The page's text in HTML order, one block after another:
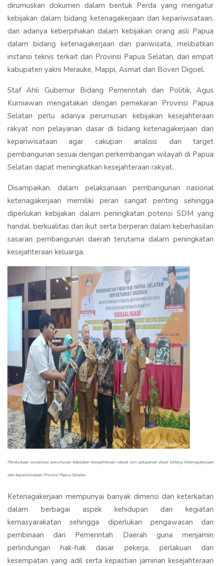
dirumuskan dokumen dalam bentuk Perda yang mengatur
kebijakan dalam bidang ketenagakerjaan dan kepariwisataan,
dan adanya keberpihakan dalam kebijakan orang asli Papua
dalam bidang ketenagakerjaan dan pariwisata, melibatkan
instansi teknis terkait dari Provinsi Papua Selatan, dari empat
kabupaten yakni Merauke, Mappi, Asmat dan Boven Digoel.
Staf Ahli Gubernur Bidang Pemerintah dan Politik, Agus
Kurniawan mengatakan dengan pemekaran Provinsi Papua
Selatan perlu adanya perumusan kebijakan kesejahteraan
rakyat non pelayanan dasar di bidang ketenagakerjaan dan
kepariwisataan agar cakupan analisis dan target
pembangunan sesuai dengan perkembangan wilayah di Papua
Selatan dapat meningkatkan kesejahteraan rakyat.
Disampaikan, dalam pelaksanaan pembangunan nasional
ketenagakerjaan memiliki peran sangat penting sehingga
diperlukan kebijakan dalam peningkatan potensi SDM yang
handal, berkualitas dan ikut serta berperan dalam keberhasilan
sasaran pembangunan daerah terutama dalam peningkatan
kesejahteraan keluarga.
Pembukaan sosialisasi perumusan kebijakan kesejahteraan rakyat non pelayanan dasar bidang Ketenagakerjaan
dan kepariwisataan Provinsi Papua Selatan.
Ketenagakerjaan mempunyai banyak dimensi dan keterkaitan
dalam berbagai aspek kehidupan dan kegiatan
kemasyarakatan sehingga diperlukan pengawasan dan
pembinaan dari Pemerintah Daerah guna menjamin
perlindungan hak-hak dasar pekerja, perlakuan dan
kesempatan yang adil serta kepastian jaminan kesejahteraan